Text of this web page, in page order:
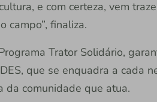
e com certeza, vem
campo”, finaliza.
Trator Solidário,
que se enquadra a cada
comunidade que atua.